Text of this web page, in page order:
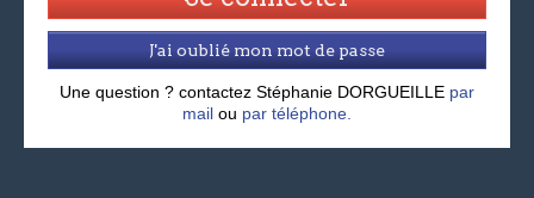
J'ai oublié mon mot de passe
Une question ? contactez Stéphanie DORGUEILLE par
mail ou par téléphone.